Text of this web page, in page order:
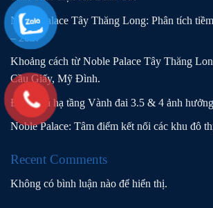
Noble Palace Tây Thăng Long: Phân tích
– 2027
Khoảng cách từ Noble Palace Tây Thăng
Cầu Giấy, Mỹ Đình.
Đánh giá hạ tầng Vành đai 3.5 & 4 ảnh
Noble Palace: Tâm điểm kết nối các khu đô
Recent Comments
Không có bình luận nào để hiển thị.